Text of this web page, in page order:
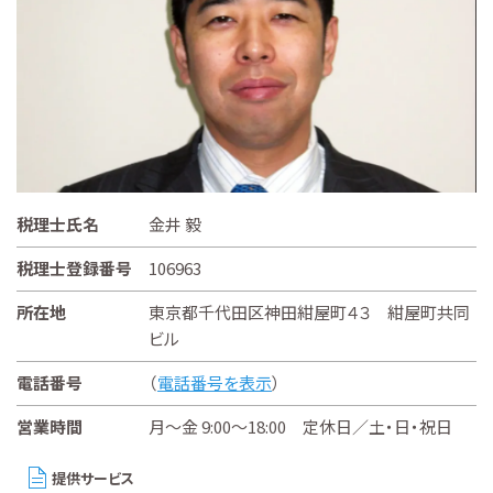
税理士氏名
金井 毅
税理士登録番号
106963
所在地
東京都千代田区神田紺屋町４３ 紺屋町共同
ビル
電話番号
（電話番号を表示）
営業時間
月～金 9:00～18:00 定休日／土・日・祝日
提供サービス